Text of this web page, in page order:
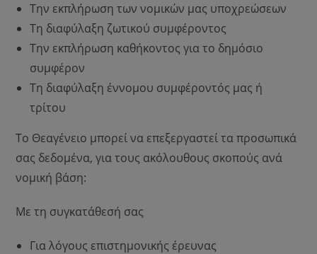
Την εκπλήρωση των νομικών μας υποχρεώσεων
Τη διαφύλαξη ζωτικού συμφέροντος
Την εκπλήρωση καθήκοντος για το δημόσιο
συμφέρον
Τη διαφύλαξη έννομου συμφέροντός μας ή
τρίτου
Το Θεαγένειο μπορεί να επεξεργαστεί τα προσωπικά
σας δεδομένα, για τους ακόλουθους σκοπούς ανά
νομική βάση:
Με τη συγκατάθεσή σας
Για λόγους επιστημονικής έρευνας